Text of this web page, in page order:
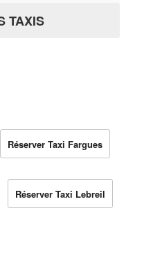
TAXIS
Réserver Taxi Fargues
Réserver Taxi Lebreil